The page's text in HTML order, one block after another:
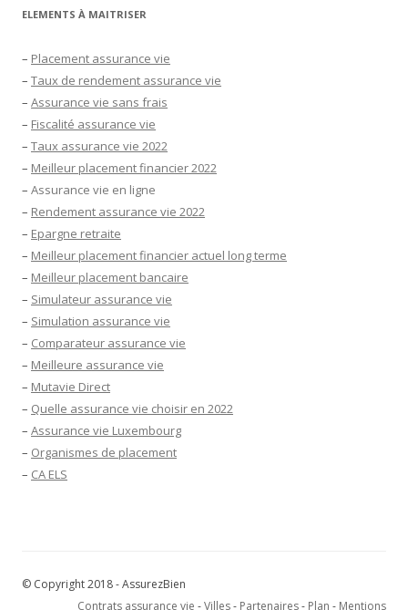
ELEMENTS À MAITRISER
– Placement assurance vie
– Taux de rendement assurance vie
– Assurance vie sans frais
– Fiscalité assurance vie
– Taux assurance vie 2022
– Meilleur placement financier 2022
– Assurance vie en ligne
– Rendement assurance vie 2022
– Epargne retraite
– Meilleur placement financier actuel long terme
– Meilleur placement bancaire
– Simulateur assurance vie
– Simulation assurance vie
– Comparateur assurance vie
– Meilleure assurance vie
– Mutavie Direct
– Quelle assurance vie choisir en 2022
– Assurance vie Luxembourg
– Organismes de placement
– CA ELS
© Copyright 2018 - AssurezBien
Contrats assurance vie -Villes- Partenaires- Plan - Mentions